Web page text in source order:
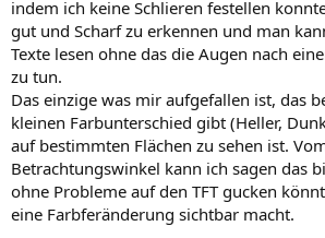
indem ich keine Schlieren festellen
gut und Scharf zu erkennen und man
Texte lesen ohne das die Augen nach
zu tun.
Das einzige was mir aufgefallen ist, das
kleinen Farbunterschied gibt (Heller,
auf bestimmten Flächen zu sehen ist.
Betrachtungswinkel kann ich sagen das
ohne Probleme auf den TFT gucken
eine Farbferänderung sichtbar macht.